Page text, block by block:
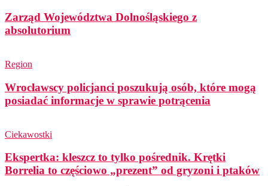
Zarząd Województwa Dolnośląskiego z
absolutorium
Region
Wrocławscy policjanci poszukują osób, które mogą
posiadać informacje w sprawie potrącenia
Ciekawostki
Ekspertka: kleszcz to tylko pośrednik. Krętki
Borrelia to częściowo „prezent” od gryzoni i ptaków